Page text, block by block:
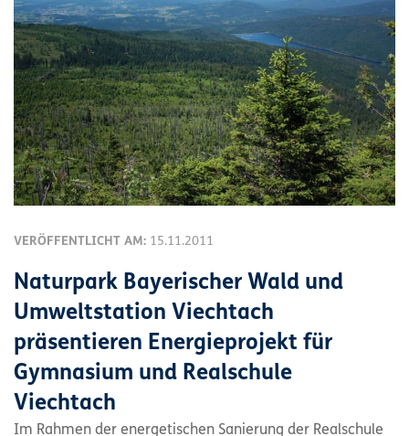
VERÖFFENTLICHT AM: 15.11.2011
Naturpark Bayerischer Wald und
Umweltstation Viechtach
präsentieren Energieprojekt für
Gymnasium und Realschule
Viechtach
Im Rahmen der energetischen Sanierung der Realschule